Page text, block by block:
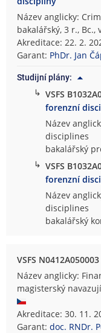
Název anglicky:
bakalářský, 3 r.,
Akreditace: 22. 2.
Garant: PhDr. Jan
Studijní plány:
↳ VSFS
forenzní
Název
disciplines
bakalářský
↳ VSFS
forenzní
Název
disciplines
bakalářský
VSFS
Název anglicky:
magisterský
Akreditace: 30. 11.
Garant:doc. RNDr.